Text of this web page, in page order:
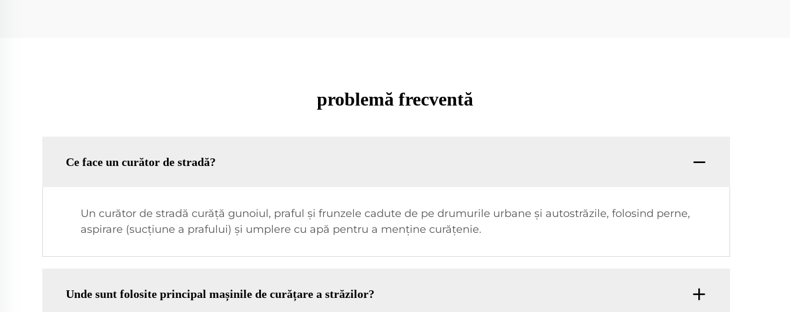
problemă frecventă
Ce face un curător de stradă?
Un curător de stradă curăță gunoiul, praful și frunzele cadute de pe drumurile urbane și autostrăzile, folosind perne,
aspirare (sucțiune a prafului) și umplere cu apă pentru a menține curățenie.
Unde sunt folosite principal mașinile de curățare a străzilor?